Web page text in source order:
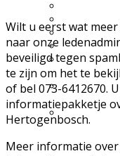
Excursie
Lid
Meldpunt
Route
Empel
Route
Zuid
Uw privacy
Wilt u eerst wat
naar onze
beveiligd tegen
te zijn om het te
of bel 073-6412670.
informatiepakketje
Hertogenbosch.
Meer informatie